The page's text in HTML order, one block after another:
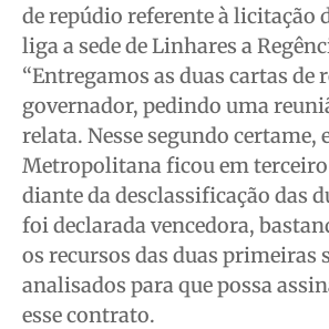
de repúdio referente à licitação
liga a sede de Linhares a
“Entregamos as duas cartas de
governador, pedindo uma
relata. Nesse segundo certame,
Metropolitana ficou em
diante da desclassificação das
foi declarada vencedora,
os recursos das duas primeiras
analisados para que possa
esse contrato.